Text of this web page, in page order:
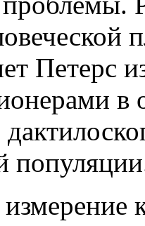
Петерс
в